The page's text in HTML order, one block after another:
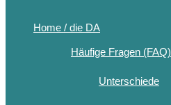
Home / die DA
Häufige Fragen (FAQ)
Unterschiede